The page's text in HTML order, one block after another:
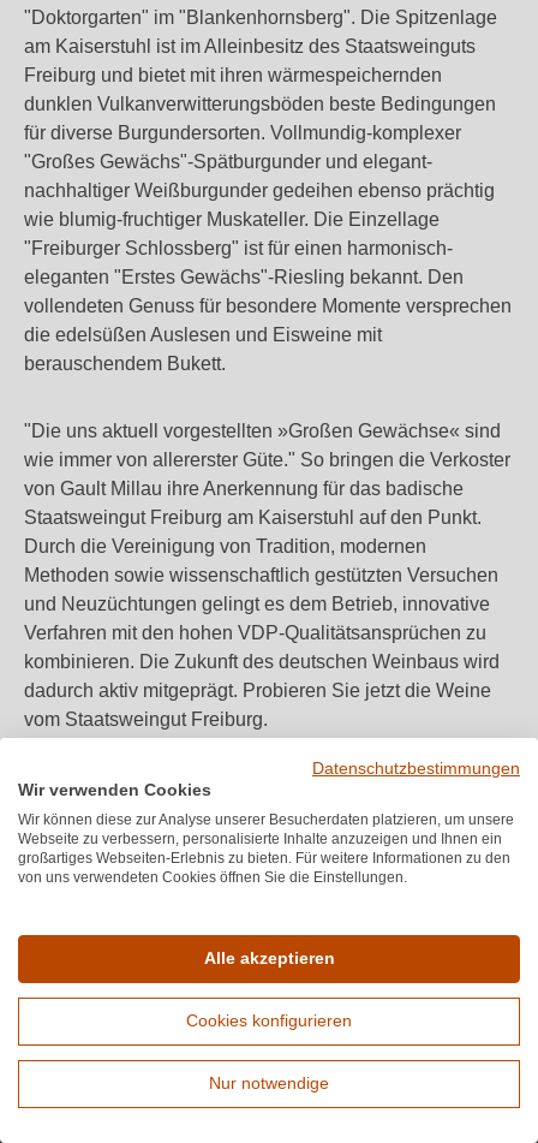
"Doktorgarten" im "Blankenhornsberg". Die Spitzenlage
am Kaiserstuhl ist im Alleinbesitz des Staatsweinguts
Freiburg und bietet mit ihren wärmespeichernden
dunklen Vulkanverwitterungsböden beste Bedingungen
für diverse Burgundersorten. Vollmundig-komplexer
"Großes Gewächs"-Spätburgunder und elegant-
nachhaltiger Weißburgunder gedeihen ebenso prächtig
wie blumig-fruchtiger Muskateller. Die Einzellage
"Freiburger Schlossberg" ist für einen harmonisch-
eleganten "Erstes Gewächs"-Riesling bekannt. Den
vollendeten Genuss für besondere Momente versprechen
die edelsüßen Auslesen und Eisweine mit
berauschendem Bukett.
"Die uns aktuell vorgestellten »Großen Gewächse« sind
wie immer von allererster Güte." So bringen die Verkoster
von Gault Millau ihre Anerkennung für das badische
Staatsweingut Freiburg am Kaiserstuhl auf den Punkt.
Durch die Vereinigung von Tradition, modernen
Methoden sowie wissenschaftlich gestützten Versuchen
und Neuzüchtungen gelingt es dem Betrieb, innovative
Verfahren mit den hohen VDP-Qualitätsansprüchen zu
kombinieren. Die Zukunft des deutschen Weinbaus wird
dadurch aktiv mitgeprägt. Probieren Sie jetzt die Weine
vom Staatsweingut Freiburg.
Melden Sie sich für unseren Newsletter an
Unterstützung und Beratung unter:
Bewertungen
★ ★ ★ ★ ★
★
Durchschnittliche Bewertung von 4.7
4,7 (6.689)
Erweiterte Suche
Datenschutzbestimmungen
Wir verwenden Cookies
Wir können diese zur Analyse unserer Besucherdaten platzieren, um unsere
Webseite zu verbessern, personalisierte Inhalte anzuzeigen und Ihnen ein
großartiges Webseiten-Erlebnis zu bieten. Für weitere Informationen zu den
von uns verwendeten Cookies öffnen Sie die Einstellungen.
Alle akzeptieren
Cookies konfigurieren
Nur notwendige